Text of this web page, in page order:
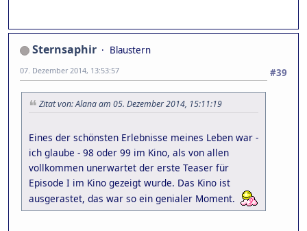
Sternsaphir
Blaustern
#39
07. Dezember 2014, 13:53:57
Zitat von: Alana am 05. Dezember 2014, 15:11:19
Eines der schönsten Erlebnisse meines Leben war -
ich glaube - 98 oder 99 im Kino, als von allen
vollkommen unerwartet der erste Teaser für
Episode I im Kino gezeigt wurde. Das Kino ist
ausgerastet, das war so ein genialer Moment.